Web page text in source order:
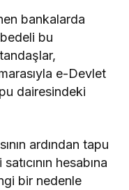
bankalarda
bu
e-Devlet
dairesindeki
ardından tapu
hesabına
bir nedenle